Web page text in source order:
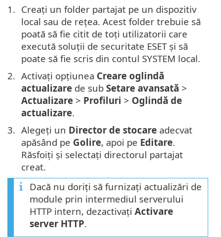
Creați un folder partajat pe un dispozitiv
local sau de rețea. Acest folder trebuie să
poată să fie citit de toți utilizatorii care
execută soluții de securitate ESET și să
poate să fie scris din contul SYSTEM local.
Activați opțiunea Creare oglindă
actualizare de sub Setare avansată >
Actualizare > Profiluri > Oglindă de
actualizare.
Alegeți un Director de stocare adecvat
apăsând pe Golire, apoi pe Editare.
Răsfoiți și selectați directorul partajat
creat.
Dacă nu doriți să furnizați actualizări de
module prin intermediul serverului
HTTP intern, dezactivați Activare
server HTTP.